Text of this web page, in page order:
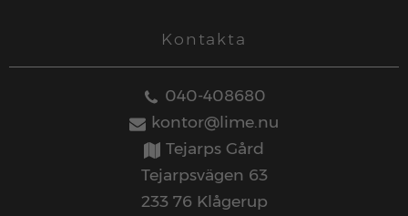
Kontakta
040-408680
kontor@lime.nu
Tejarps Gård
Tejarpsvägen 63
233 76 Klågerup